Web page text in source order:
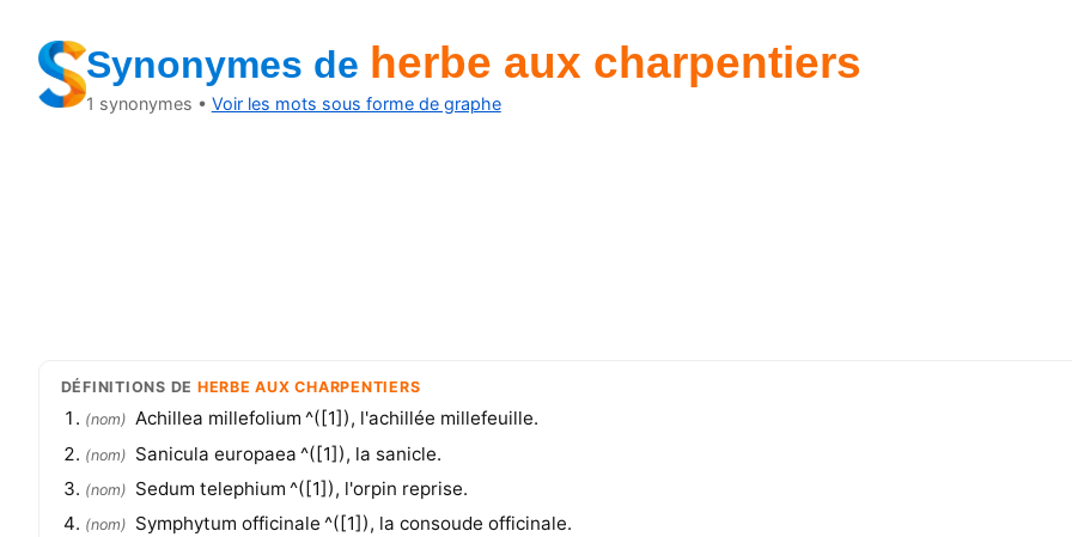
Synonymes de herbe aux charpentiers
1 synonymes • Voir les mots sous forme de graphe
DÉFINITIONS DE HERBE AUX CHARPENTIERS
(nom) Achillea millefolium ^([1]), l'achillée millefeuille.
(nom) Sanicula europaea ^([1]), la sanicle.
(nom) Sedum telephium ^([1]), l'orpin reprise.
(nom) Symphytum officinale ^([1]), la consoude officinale.